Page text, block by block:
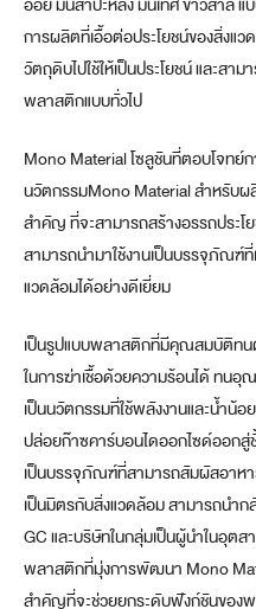
การผลิตที่เอื้อต่อประโยชน์ของสิ่งแว
วัตถุดิบไปใช้ให้เป็นประโยชน์ และสา
พลาสติกแบบทั่วไป
Mono Material โซลูชันที่ตอบโจทย์
นวัตกรรมMono Material สำหรับ
สำคัญ ที่จะสามารถสร้างอรรถประโ
สามารถนำมาใช้งานเป็นบรรจุภัณฑ์
แวดล้อมได้อย่างดีเยี่ยม
เป็นรูปแบบพลาสติกที่มีคุณสมบัติทน
ในการฆ่าเชื้อด้วยความร้อนได้ ทนอุ
เป็นนวัตกรรมที่ใช้พลังงานและน้ำน้
ปล่อยก๊าซคาร์บอนไดออกไซด์ออกสู่
เป็นบรรจุภัณฑ์ที่สามารถสัมผัสอาห
เป็นมิตรกับสิ่งแวดล้อม สามารถนำ
GC และบริษัทในกลุ่มเป็นผู้นำในอุต
พลาสติกที่มุ่งการพัฒนา Mono
สำคัญที่จะช่วยยกระดับฟังก์ชันของ